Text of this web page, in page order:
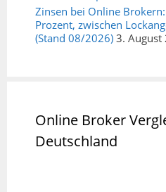
Zinsen bei Online
Prozent, zwischen
(Stand 08/2026) 3. August
Online Broker
Deutschland